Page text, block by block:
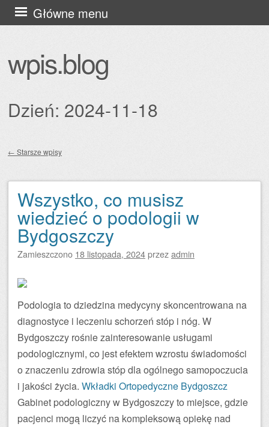
wpis.blog
Główne menu
Przejdź
do
Dzień: 2024-11-18
← Starsze wpisy
Wszystko, co musisz
wiedzieć o podologii w
Bydgoszczy
Zamieszczono 18 listopada, 2024przezadmin
Podologia to dziedzina medycyny skoncentrowana na
diagnostyce i leczeniu schorzeń stóp i nóg. W
Bydgoszczy rośnie zainteresowanie usługami
podologicznymi, co jest efektem wzrostu świadomości
o znaczeniu zdrowia stóp dla ogólnego samopoczucia
i jakości życia. Wkładki Ortopedyczne Bydgoszcz
Gabinet podologiczny w Bydgoszczy to miejsce, gdzie
pacjenci mogą liczyć na kompleksową opiekę nad